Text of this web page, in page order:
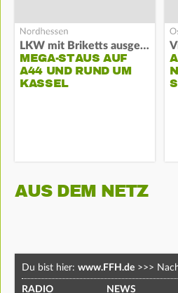
LKW mit Briketts ausgebrannt
MEGA-STAUS AUF
A44 UND RUND UM
KASSEL
AUS DEM NETZ
Du bist hier: www.FFH.de >>>
RADIO NEWS